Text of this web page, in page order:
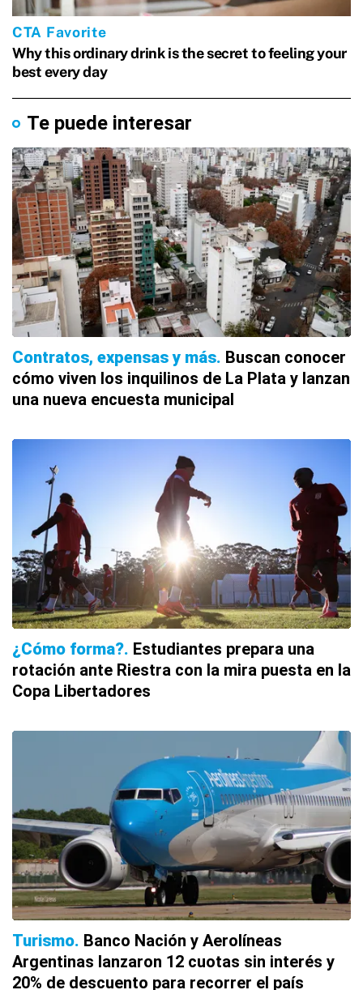
Te puede interesar
Contratos, expensas y más Buscan conocer
cómo viven los inquilinos de La Plata y lanzan
una nueva encuesta municipal
¿Cómo forma? Estudiantes prepara una
rotación ante Riestra con la mira puesta en la
Copa Libertadores
Turismo Banco Nación y Aerolíneas
Argentinas lanzaron 12 cuotas sin interés y
20% de descuento para recorrer el país